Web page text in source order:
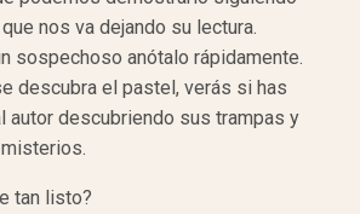
nos va dejando su lectura.
sospechoso anótalo rápidamente.
descubra el pastel, verás si has
autor descubriendo sus trampas y
tan listo?